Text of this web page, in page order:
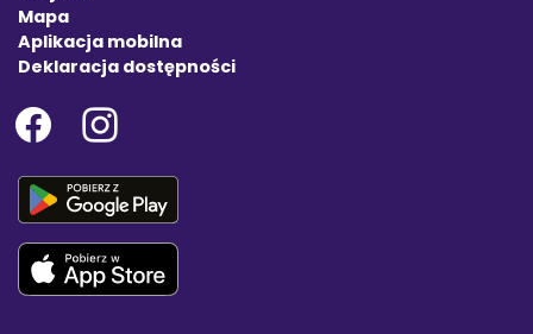
Mapa
Aplikacja mobilna
Deklaracja dostępności